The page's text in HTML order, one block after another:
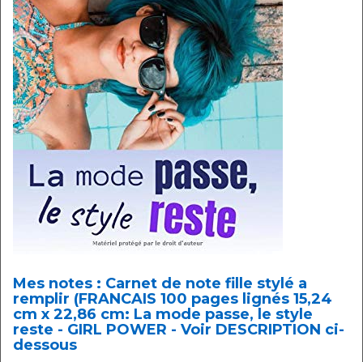
Mes notes : Carnet de note fille stylé a
remplir (FRANCAIS 100 pages lignés 15,24
cm x 22,86 cm: La mode passe, le style
reste - GIRL POWER - Voir DESCRIPTION ci-
dessous